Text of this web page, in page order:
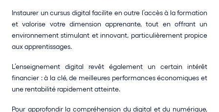
Instaurer un cursus digital facilite en outre l’accès à la formation
et valorise votre dimension apprenante, tout en offrant un
environnement stimulant et innovant, particulièrement propice
aux apprentissages.
L’enseignement digital revêt également un certain intérêt
financier : à la clé, de meilleures performances économiques et
une rentabilité rapidement atteinte.
Pour approfondir la compréhension du digital et du numérique,